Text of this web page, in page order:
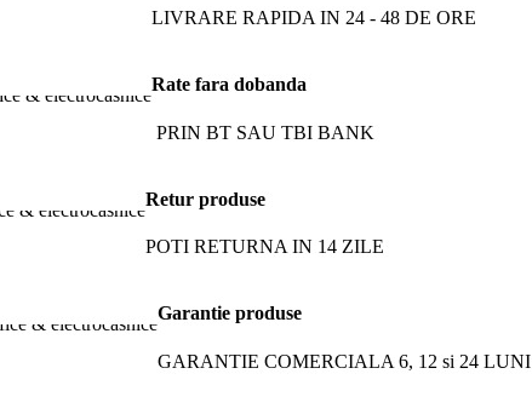
LIVRARE RAPIDA IN 24 - 48 DE ORE
Rate fara dobanda
PRIN BT SAU TBI BANK
Retur produse
POTI RETURNA IN 14 ZILE
Garantie produse
GARANTIE COMERCIALA 6, 12 si 24 LUNI